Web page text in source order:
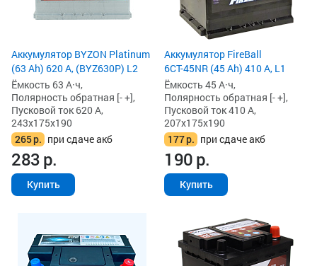
Аккумулятор BYZON Platinum
(63 Ah) 620 А, (BYZ630P) L2
Ёмкость 63 А·ч,
Полярность обратная [- +],
Пусковой ток 620 А,
243x175x190
265р. при сдаче акб
283р.
Купить
Аккумулятор FireBall
6СТ-45NR (45 Ah) 410 А, L1
Ёмкость 45 А·ч,
Полярность обратная [- +],
Пусковой ток 410 А,
207x175x190
177р. при сдаче акб
190р.
Купить